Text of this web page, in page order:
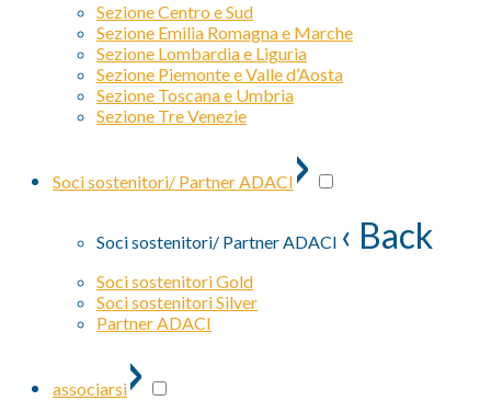
Sezione Centro e Sud
Sezione Emilia Romagna e Marche
Sezione Lombardia e Liguria
Sezione Piemonte e Valle d’Aosta
Sezione Toscana e Umbria
Sezione Tre Venezie
Soci sostenitori/ Partner ADACI ›
Soci sostenitori/ Partner ADACI ‹ Back
Soci sostenitori Gold
Soci sostenitori Silver
Partner ADACI
associarsi›